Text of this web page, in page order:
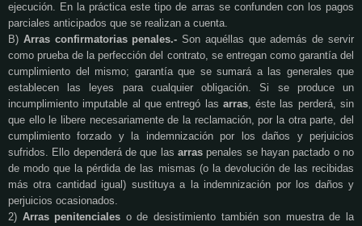
ejecución. En la práctica este tipo de arras se confunden con los pagos
parciales anticipados que se realizan a cuenta.
B) Arras confirmatorias penales.- Son aquéllas que además de servir
como prueba de la perfección del contrato, se entregan como garantía del
cumplimiento del mismo; garantía que se sumará a las generales que
establecen las leyes para cualquier obligación. Si se produce un
incumplimiento imputable al que entregó las arras, éste las perderá, sin
que ello le libere necesariamente de la reclamación, por la otra parte, del
cumplimiento forzado y la indemnización por los daños y perjuicios
sufridos. Ello dependerá de que las arras penales se hayan pactado o no
de modo que la pérdida de las mismas (o la devolución de las recibidas
más otra cantidad igual) sustituya a la indemnización por los daños y
perjuicios ocasionados.
2) Arras penitenciales o de desistimiento también son muestra de la